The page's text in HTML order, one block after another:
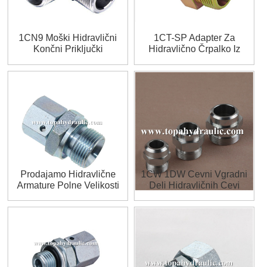
1CN9 Moški Hidravlični
Končni Priključki
1CT-SP Adapter Za
Hidravlično Črpalko Iz
Prodajamo Hidravlične
Armature Polne Velikosti
1CW 1DW Cevni Vgradni
Deli Hidravličnih Cevi